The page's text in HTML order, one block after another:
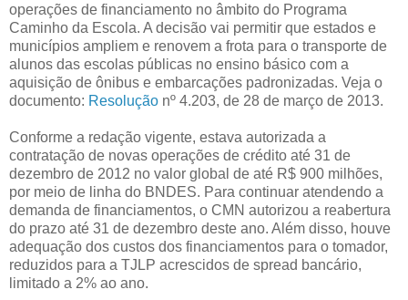
operações de financiamento no âmbito do Programa
Caminho da Escola. A decisão vai permitir que estados e
municípios ampliem e renovem a frota para o transporte de
alunos das escolas públicas no ensino básico com a
aquisição de ônibus e embarcações padronizadas. Veja o
documento: Resolução nº 4.203, de 28 de março de 2013.
Conforme a redação vigente, estava autorizada a
contratação de novas operações de crédito até 31 de
dezembro de 2012 no valor global de até R$ 900 milhões,
por meio de linha do BNDES. Para continuar atendendo a
demanda de financiamentos, o CMN autorizou a reabertura
do prazo até 31 de dezembro deste ano. Além disso, houve
adequação dos custos dos financiamentos para o tomador,
reduzidos para a TJLP acrescidos de spread bancário,
limitado a 2% ao ano.